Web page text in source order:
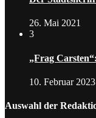
26. Mai 2021
3
„Frag
10. Februar 2023
Auswahl der